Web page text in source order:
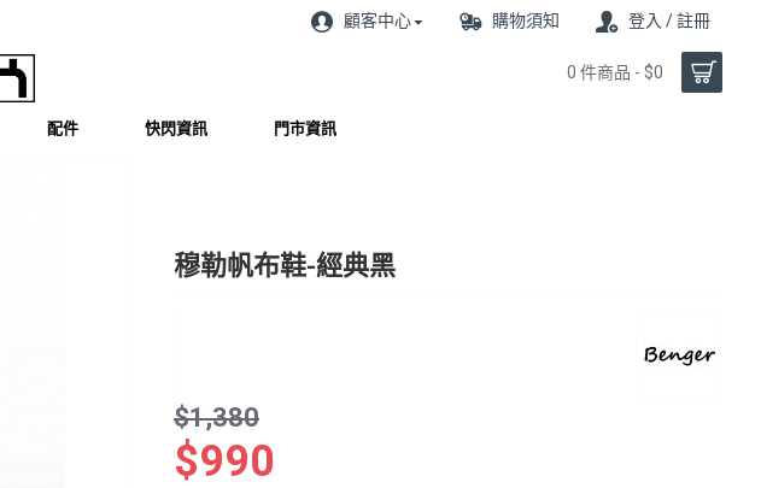
顧客中心 購物須知 登入 / 註冊
0 件商品 - $0
配件 快閃資訊 門市資訊
穆勒帆布鞋-經典黑
$990
$1,380